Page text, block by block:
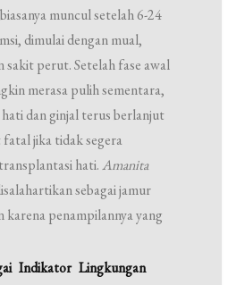
muncul setelah 6-24
dimulai dengan mual,
sakit perut. Setelah fase awal
merasa pulih sementara,
dan ginjal terus berlanjut
jika tidak segera
hati.Amanita
sebagai jamur
karena penampilannya yang
Indikator Lingkungan